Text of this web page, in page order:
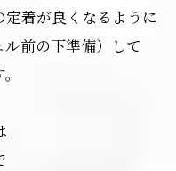
着が良くなるように
前の下準備）して